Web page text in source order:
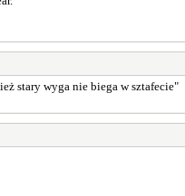
stary wyga nie biega w sztafecie"